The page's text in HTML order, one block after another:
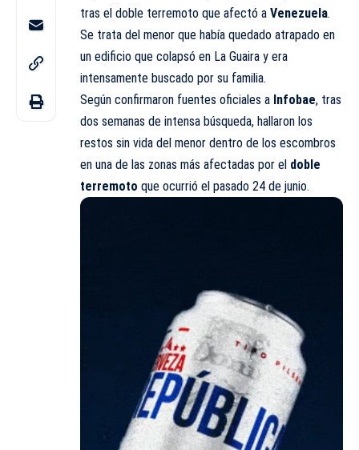
tras el doble terremoto que afectó a Venezuela.
Se trata del menor que había quedado atrapado en
un edificio que colapsó en La Guaira y era
intensamente buscado por su familia.
Según confirmaron fuentes oficiales a Infobae, tras
dos semanas de intensa búsqueda, hallaron los
restos sin vida del menor dentro de los escombros
en una de las zonas más afectadas por el doble
terremoto que ocurrió el pasado 24 de junio.